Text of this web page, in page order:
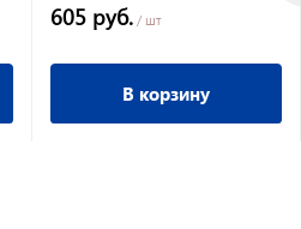
605 руб. / шт
В корзину